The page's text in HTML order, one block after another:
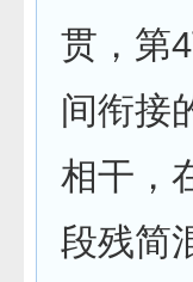
贯，第
间衔接
相干，
段残简